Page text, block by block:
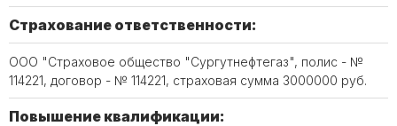
Страхование ответственности:
ООО "Страховое общество "Сургутнефтегаз", полис - №
114221, договор - № 114221, страховая сумма 3000000 руб.
Повышение квалификации: